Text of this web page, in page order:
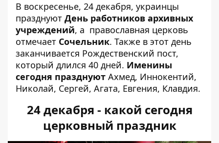
В воскресенье, 24 декабря, украинцы
празднуют День работников архивных
учреждений, а православная церковь
отмечает Сочельник. Также в этот день
заканчивается Рождественский пост,
который длился 40 дней. Именины
сегодня празднуют Ахмед, Иннокентий,
Николай, Сергей, Агата, Евгения, Клавдия.
24 декабря - какой сегодня
церковный праздник